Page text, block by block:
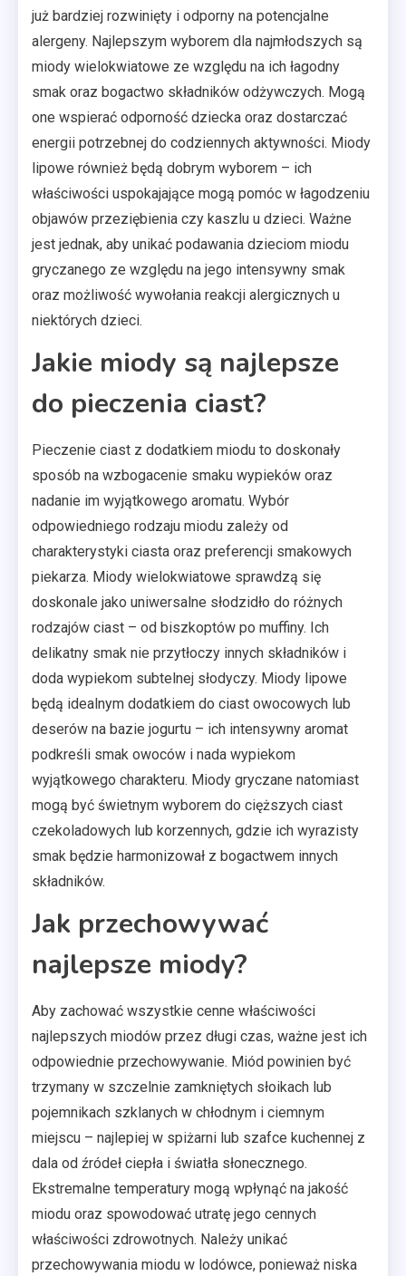
już bardziej rozwinięty i odporny na potencjalne
alergeny. Najlepszym wyborem dla najmłodszych są
miody wielokwiatowe ze względu na ich łagodny
smak oraz bogactwo składników odżywczych. Mogą
one wspierać odporność dziecka oraz dostarczać
energii potrzebnej do codziennych aktywności. Miody
lipowe również będą dobrym wyborem – ich
właściwości uspokajające mogą pomóc w łagodzeniu
objawów przeziębienia czy kaszlu u dzieci. Ważne
jest jednak, aby unikać podawania dzieciom miodu
gryczanego ze względu na jego intensywny smak
oraz możliwość wywołania reakcji alergicznych u
niektórych dzieci.
Jakie miody są najlepsze
do pieczenia ciast?
Pieczenie ciast z dodatkiem miodu to doskonały
sposób na wzbogacenie smaku wypieków oraz
nadanie im wyjątkowego aromatu. Wybór
odpowiedniego rodzaju miodu zależy od
charakterystyki ciasta oraz preferencji smakowych
piekarza. Miody wielokwiatowe sprawdzą się
doskonale jako uniwersalne słodzidło do różnych
rodzajów ciast – od biszkoptów po muffiny. Ich
delikatny smak nie przytłoczy innych składników i
doda wypiekom subtelnej słodyczy. Miody lipowe
będą idealnym dodatkiem do ciast owocowych lub
deserów na bazie jogurtu – ich intensywny aromat
podkreśli smak owoców i nada wypiekom
wyjątkowego charakteru. Miody gryczane natomiast
mogą być świetnym wyborem do cięższych ciast
czekoladowych lub korzennych, gdzie ich wyrazisty
smak będzie harmonizował z bogactwem innych
składników.
Jak przechowywać
najlepsze miody?
Aby zachować wszystkie cenne właściwości
najlepszych miodów przez długi czas, ważne jest ich
odpowiednie przechowywanie. Miód powinien być
trzymany w szczelnie zamkniętych słoikach lub
pojemnikach szklanych w chłodnym i ciemnym
miejscu – najlepiej w spiżarni lub szafce kuchennej z
dala od źródeł ciepła i światła słonecznego.
Ekstremalne temperatury mogą wpłynąć na jakość
miodu oraz spowodować utratę jego cennych
właściwości zdrowotnych. Należy unikać
przechowywania miodu w lodówce, ponieważ niska